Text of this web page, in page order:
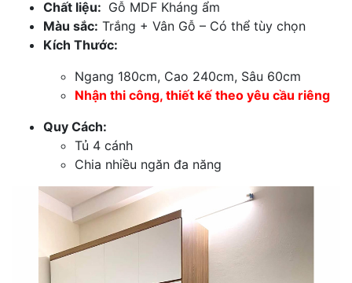
Chất liệu: Gỗ MDF Kháng ẩm
Màu sắc: Trắng + Vân Gỗ – Có thể tùy chọn
Kích Thước:
Ngang 180cm, Cao 240cm, Sâu 60cm
Nhận thi công, thiết kế theo yêu cầu riêng
Quy Cách:
Tủ 4 cánh
Chia nhiều ngăn đa năng